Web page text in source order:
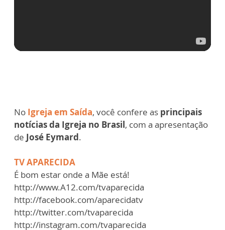
No Igreja em Saída, você confere as principais
notícias da Igreja no Brasil, com a apresentação
de José Eymard.
TV APARECIDA
É bom estar onde a Mãe está!
http://www.A12.com/tvaparecida​
http://facebook.com/aparecidatv​
http://twitter.com/tvaparecida​
http://instagram.com/tvaparecida​